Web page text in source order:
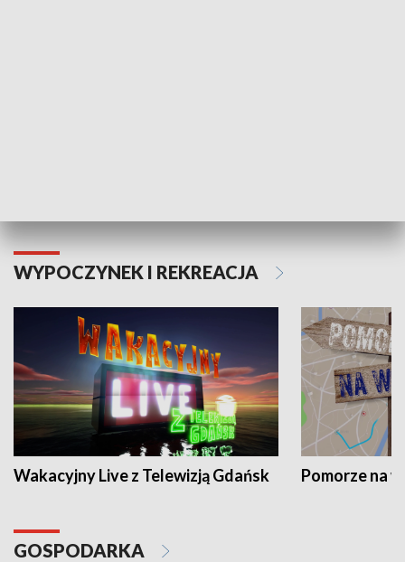
WYPOCZYNEK I REKREACJA
Wakacyjny Live z Telewizją Gdańsk Pomorze na
GOSPODARKA